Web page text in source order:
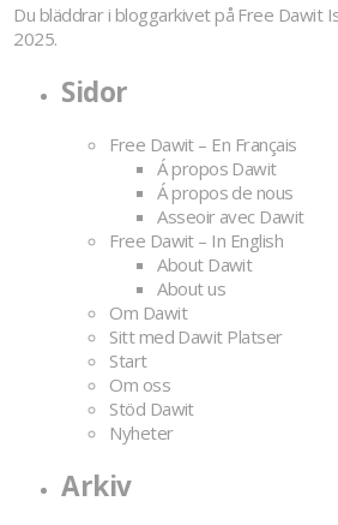
Du bläddrar i bloggarkivet på Free Dawit
2025.
Sidor
Free Dawit – En Français
Á propos Dawit
Á propos de nous
Asseoir avec Dawit
Free Dawit – In English
About Dawit
About us
Om Dawit
Sitt med Dawit Platser
Start
Om oss
Stöd Dawit
Nyheter
Arkiv